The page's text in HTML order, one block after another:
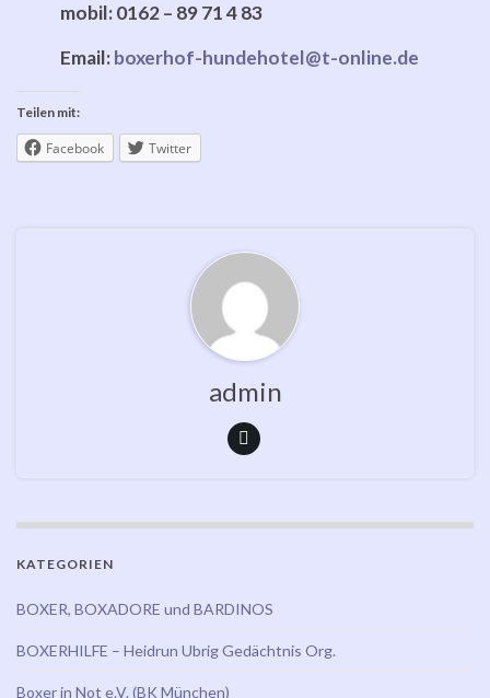
mobil: 0162 – 89 71 4 83
Email:boxerhof-hundehotel@t-online.de
Teilen mit:
Facebook Twitter
admin
KATEGORIEN
BOXER, BOXADORE und BARDINOS
BOXERHILFE – Heidrun Ubrig Gedächtnis Org.
Boxer in Not e.V. (BK München)